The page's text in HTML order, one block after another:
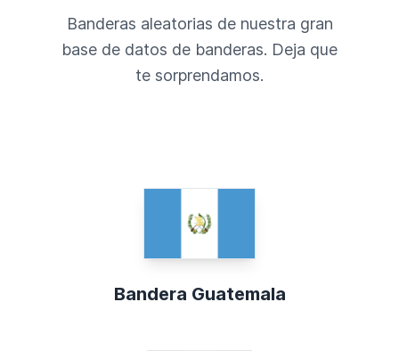
Banderas aleatorias de nuestra gran
base de datos de banderas. Deja que
te sorprendamos.
Bandera Guatemala